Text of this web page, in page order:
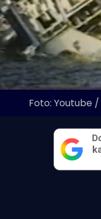
Foto: Youtube